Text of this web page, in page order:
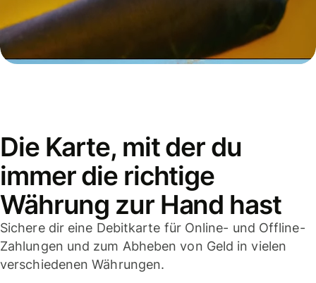
Die Karte, mit der du
immer die richtige
Währung zur Hand hast
Sichere dir eine Debitkarte für Online- und Offline-
Zahlungen und zum Abheben von Geld in vielen
verschiedenen Währungen.